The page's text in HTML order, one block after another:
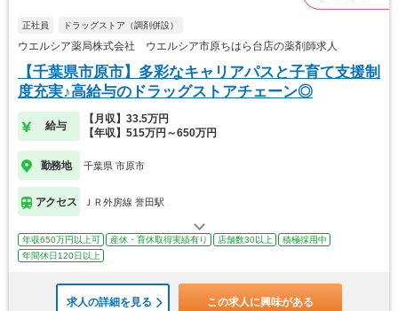
正社員 ドラッグストア（調剤併設）
ウエルシア薬局株式会社 ウエルシア市原ちはら台店の薬剤師求人
【千葉県市原市】多彩なキャリアパスと子育て支援制
度充実♪高給与のドラッグストアチェーン◎
給与
【月収】33.5万円
【年収】515万円～650万円
勤務地 千葉県 市原市
アクセス ＪＲ外房線 誉田駅
年収650万円以上可 産休・育休取得実績有り 店舗数30以上
積極採用中
年間休日120日以上
求人の詳細を見る この求人に興味がある